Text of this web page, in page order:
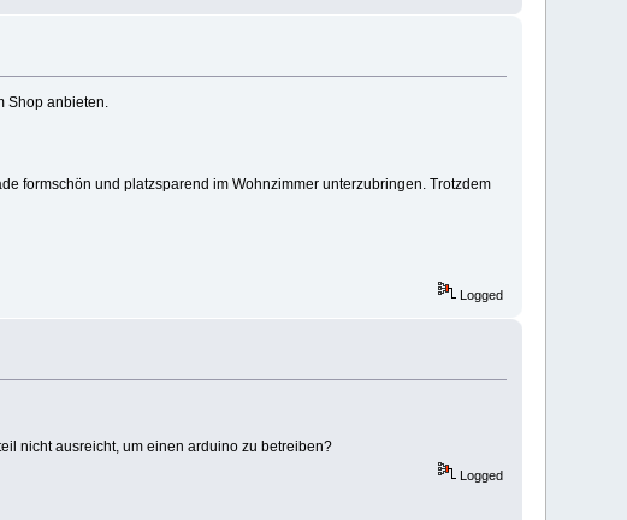
Shop anbieten.
formschön und platzsparend im Wohnzimmer unterzubringen. Trotzdem
Logged
nicht ausreicht, um einen arduino zu betreiben?
Logged